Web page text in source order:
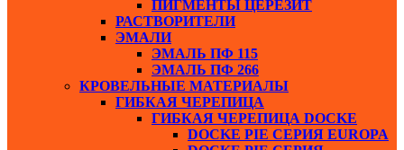
ПИГМЕНТЫ ЦЕРЕЗИТ
РАСТВОРИТЕЛИ
ЭМАЛИ
ЭМАЛЬ ПФ 115
ЭМАЛЬ ПФ 266
КРОВЕЛЬНЫЕ МАТЕРИАЛЫ
ГИБКАЯ ЧЕРЕПИЦА
ГИБКАЯ ЧЕРЕПИЦА DOCKE
DOCKE PIE СЕРИЯ EUROPA